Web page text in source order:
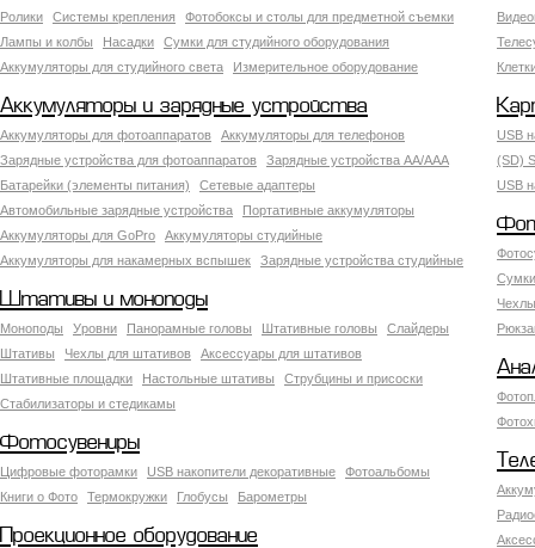
Ролики
Системы крепления
Фотобоксы и столы для предметной съемки
Лампы и колбы
Насадки
Сумки для студийного оборудования
Аккумуляторы для студийного света
Измерительное оборудование
Аккумуляторы и зарядные устройства
Аккумуляторы для фотоаппаратов
Аккумуляторы для телефонов
Зарядные устройства для фотоаппаратов
Зарядные устройства AA/AAA
Батарейки (элементы питания)
Сетевые адаптеры
Автомобильные зарядные устройства
Портативные аккумуляторы
Аккумуляторы для GoPro
Аккумуляторы студийные
Аккумуляторы для накамерных вспышек
Зарядные устройства студийные
USB
(SD)
USB
Штативы и моноподы
Моноподы Уровни Панорамные головы Штативные головы
Слайдеры
Штативы
Чехлы для штативов
Аксессуары для штативов
Штативные площадки
Настольные штативы
Струбцины и присоски
Стабилизаторы и стедикамы
Фотосувениры
Цифровые фоторамки USB накопители декоративные
Фотоальбомы
Книги о Фото
Термокружки Глобусы Барометры
Проекционное оборудование